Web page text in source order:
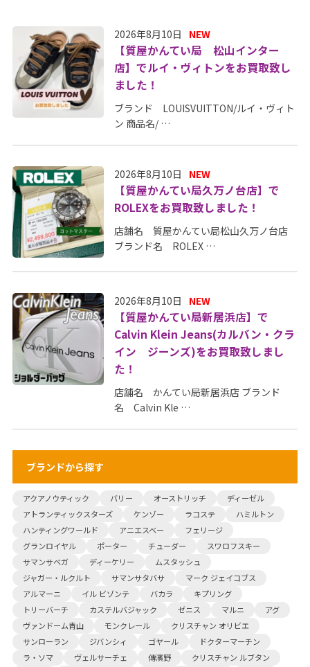
2026年8月10日 NEW
【質屋かんてい局 松山インター
店】でルイ・ヴィトンをお買取致し
ました！
ブランド LOUISVUITTON/ルイ・ヴィト
ン 商品名/ …
2026年8月10日 NEW
【質屋かんてい局久万ノ台店】で
ROLEXをお買取致しました！
店舗名 質屋かんてい局松山久万ノ台店
ブランド名 ROLEX …
2026年8月10日 NEW
【質屋かんてい局新居浜店】で
Calvin Klein Jeans(カルバン・クラ
イン ジーンズ)をお買取致しまし
た！
店舗名 かんてい局新居浜店 ブランド
名 Calvin Kle …
ブランドから探す
アクアノウティック バリー オーストリッチ
ディーゼル
アトランティックスターズ
ケンゾー ラコステ
ハミルトン
ハンティングワールド
アニエスベー
フェリージ
グランロイヤル
ポーター チューダー
スワロフスキー
サマンサベガ
ディーケリー
ムスタッシュ
ジャガー・ルクルト
サマンサタバサ
マーク ジェイコブス
アルマーニ
イル ビゾンテ バカラ
キプリング
トリーバーチ
カステルバジャック ゼニス マルニ
アグ
ヴァンドーム青山
モンクレール
クリスチャン オリビエ
サンローラン
ジバンシィ ゴヤール
ドクターマーチン
ラ・ソマ
ヴェルサーチェ 傳濱野
クリスチャン ルブタン